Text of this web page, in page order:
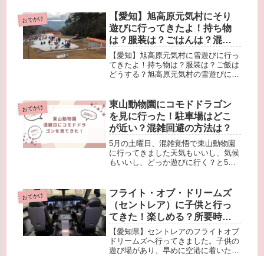
おでかけ
【愛知】旭高原元気村にそり
遊びに行ってきたよ！持ち物
は？服装は？ごはんは？混雑
は？
【愛知】旭高原元気村に雪遊びに行っ
てきたよ！持ち物は？服装は？ご飯は
どうする？旭高原元気村の雪遊びに行
おでかけ
東山動物園にコモドドラゴン
を見に行った！駐車場はどこ
が近い？混雑回避の方法は？
5月の土曜日、混雑覚悟で東山動物園
に行ってきました天気もいいし、気候
もいいし、どっか遊びに行く？と5月
いたのは知っていたけれど、正直、爬
虫類には興味ないけれど…。でも、天
気...
おでかけ
フライト・オブ・ドリームズ
（セントレア）に子供と行っ
てきた！楽しめる？所要時間
は？レビューあり！
【愛知県】セントレアのフライトオブ
ドリームズへ行ってきました。子供の
遊び場があり、早めに空港に着いた時